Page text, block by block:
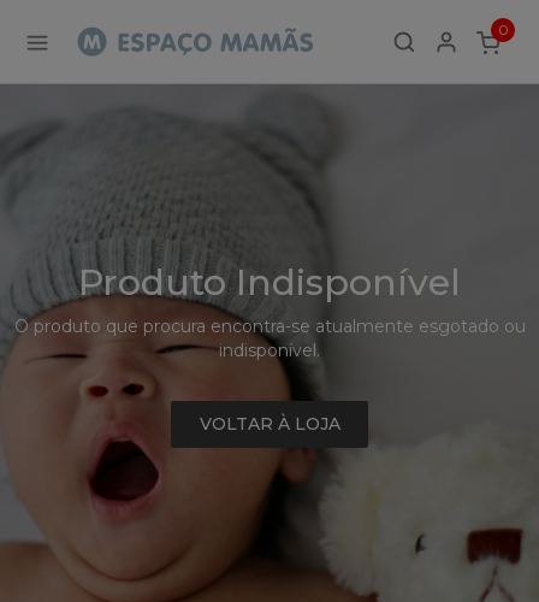
Detalhe
de
Produto
-
Produto
0
ITEMS
Produto Indisponível
O produto que procura encontra-se atualmente esgotado ou
indisponível.
VOLTAR À LOJA